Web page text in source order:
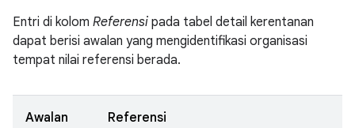
Entri di kolom Referensi pada tabel detail kerentanan
dapat berisi awalan yang mengidentifikasi organisasi
tempat nilai referensi berada.
Awalan Referensi